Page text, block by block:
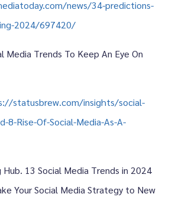
news/34-predictions-
2024/697420/
Media Trends To Keep An Eye On
statusbrew.com/insights/social-
8-Rise-Of-Social-Media-As-A-
13 Social Media Trends in 2024
Your Social Media Strategy to New